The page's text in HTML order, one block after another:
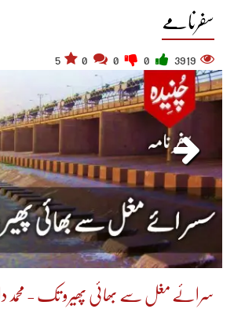
سفرنامے
3919
5
سرائے مغل سے بھائی پھیرو تک - محمد